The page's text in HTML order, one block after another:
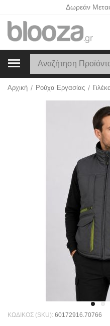
Δωρεάν
Αρχική / Ρούχα Εργασίας /
ΚΩΔΙΚΟΣ (SKU): 60172916.70766